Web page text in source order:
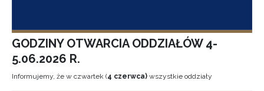
GODZINY OTWARCIA ODDZIAŁÓW 4-
5.06.2026 R.
Informujemy, że w czwartek (4 czerwca) wszystkie oddziały